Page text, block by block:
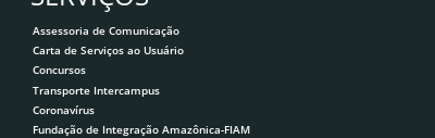
Assessoria de Comunicação
Carta de Serviços ao Usuário
Concursos
Transporte Intercampus
Coronavírus
Fundação de Integração Amazônica-FIAM